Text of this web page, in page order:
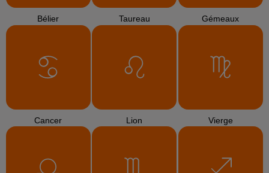
Bélier Taureau Gémeaux
Cancer Lion Vierge